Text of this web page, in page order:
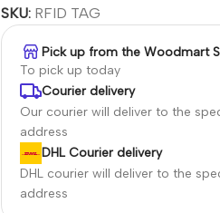
SKU: RFID TAG
Pick up from the Woodmart
To pick up today
Courier delivery
Our courier will deliver to the
address
DHL Courier delivery
DHL courier will deliver to the
address